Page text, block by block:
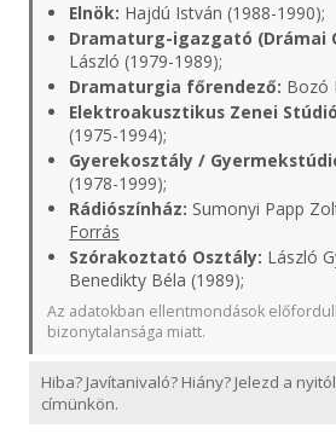
Elnök: Hajdú István (1988-1990);
Dramaturg-igazgató (Drámai
László (1979-1989);
Dramaturgia főrendező: Bozó
Elektroakusztikus Zenei
(1975-1994);
Gyerekosztály /
(1978-1999);
Rádiószínház: Sumonyi Papp
Forrás
Szórakoztató Osztály: László
Benedikty Béla (1989);
Az adatokban ellentmondások
bizonytalansága miatt.
Hiba? Javítanivaló? Hiány? Jelezd a
címünkön.